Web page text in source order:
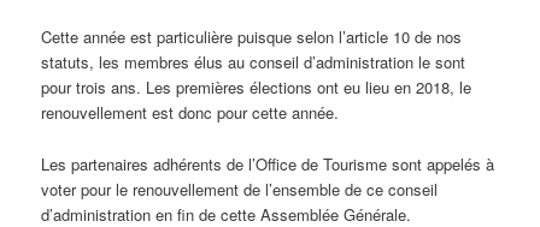
Cette année est particulière puisque selon l’article 10 de nos
statuts, les membres élus au conseil d’administration le sont
pour trois ans. Les premières élections ont eu lieu en 2018, le
renouvellement est donc pour cette année.
Les partenaires adhérents de l’Office de Tourisme sont appelés à
voter pour le renouvellement de l’ensemble de ce conseil
d’administration en fin de cette Assemblée Générale.